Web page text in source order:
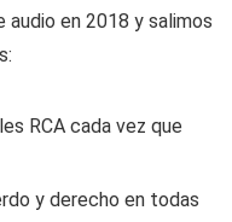
en 2018 y salimos
RCA cada vez que
y derecho en todas